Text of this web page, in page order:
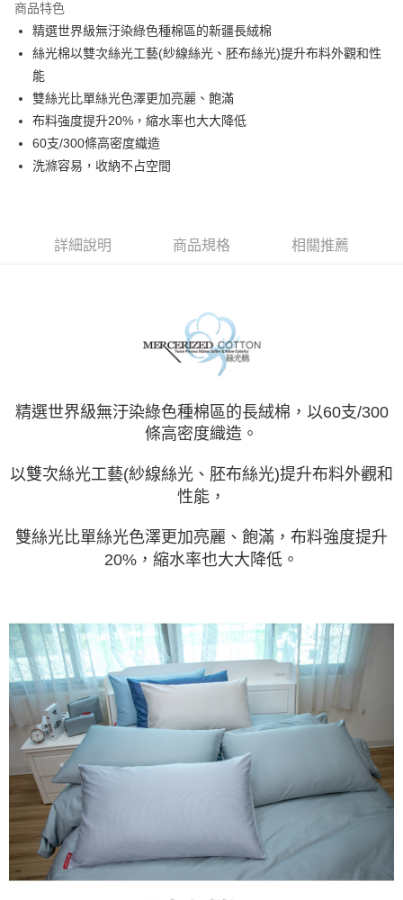
合作金庫商業銀行
華南商業銀行
彰化商業銀行
上海商業儲蓄銀行
台北富邦商業銀行
國泰世華商業銀行
臺灣中小企業銀行
台中商業銀行
匯豐（台灣）商業銀行
華泰商業銀行
聯邦商業銀行
遠東國際商業銀行
元大商業銀行
玉山商業銀行
6 期 0 利率 每期
華南商業銀行
彰化商業銀行
上海商業儲蓄銀行
國泰世華商業銀行
兆豐國際商業銀行
臺灣中小企業銀行
台中商業銀行
匯豐（台灣）商業銀行
聯邦商業銀行
元大商業銀行
LINE Pay
Apple Pay
悠遊付
Google Pay
非床墊商品，一般宅配
付款後門市自取(待系統通知後才可取貨)
每筆NT$150，滿NT$1,399(含以上)免運費
商品特色
精選世界級無汙染綠色種棉區的新疆長絨棉
絲光棉以雙次絲光工藝(紗線絲光、胚布絲光)提升布料外觀和性
能
雙絲光比單絲光色澤更加亮麗、飽滿
布料強度提升20%，縮水率也大大降低
60支/300條高密度織造
洗滌容易，收納不占空間
詳細說明 商品規格 相關推薦
精選世界級無汙染綠色種棉區的長絨棉，以60支/300
條高密度織造。
以雙次絲光工藝(紗線絲光、胚布絲光)提升布料外觀和
性能，
雙絲光比單絲光色澤更加亮麗、飽滿，布料強度提升
20%，縮水率也大大降低。